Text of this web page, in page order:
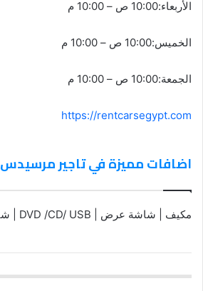
الأربعاء:10:00 ص – 10:00 م
الخميس:10:00 ص – 10:00 م
الجمعة:10:00 ص – 10:00 م
https://rentcarsegypt.com
اضافات مميزة في تاجير مرسيدس E-CLASS| تاجير ليموزين 01099552706
مكيف | شاشة عرض | DVD /CD/ USB | شاحن USB | GPS